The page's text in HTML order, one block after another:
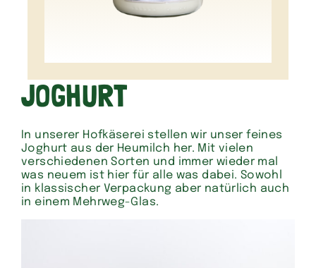
JOGHURT
In unserer Hofkäserei stellen wir unser feines
Joghurt aus der Heumilch her. Mit vielen
verschiedenen Sorten und immer wieder mal
was neuem ist hier für alle was dabei. Sowohl
in klassischer Verpackung aber natürlich auch
in einem Mehrweg-Glas.